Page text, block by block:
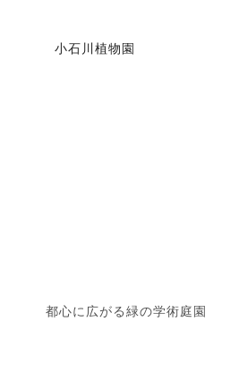
小石川植物園
都心に広がる緑の学術庭園